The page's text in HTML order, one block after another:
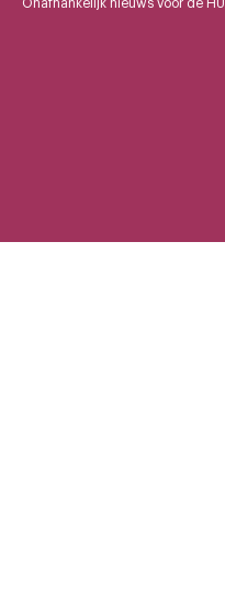
Onafhankelijk nieuws voor de HU